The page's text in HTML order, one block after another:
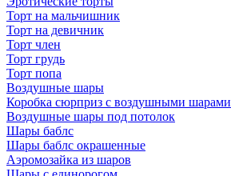
Торт на мальчишник
Торт на девичник
Торт член
Торт грудь
Торт попа
Воздушные шары
Коробка сюрприз с воздушными шарами
Воздушные шары под потолок
Шары баблс
Шары баблс окрашенные
Аэромозайка из шаров